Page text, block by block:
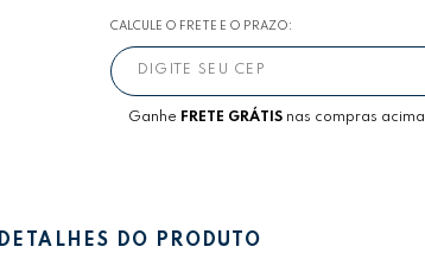
CALCULE O FRETE E O PRAZO:
Ganhe FRETE GRÁTISnas compras acima
DETALHES DO PRODUTO